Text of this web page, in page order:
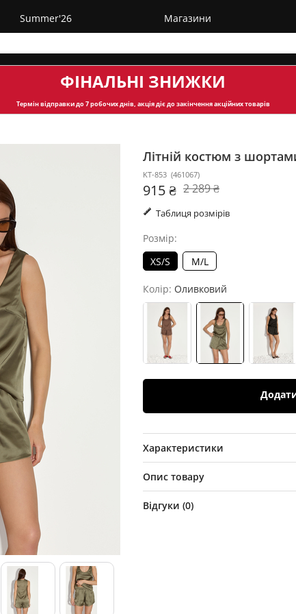
Summer'26 Магазини
ФІНАЛЬНІ ЗНИЖКИ
Термін відправкидо 7 робочих днів, акція діє до закінчення акційних товарів
Літній костюм з
KT-853 (461067)
915 ₴ 2 289 ₴
Таблиця розмірів
Розмір:
XS/S
M/L
Колір: Оливковий
Характеристики
Опис товару
Відгуки (0)